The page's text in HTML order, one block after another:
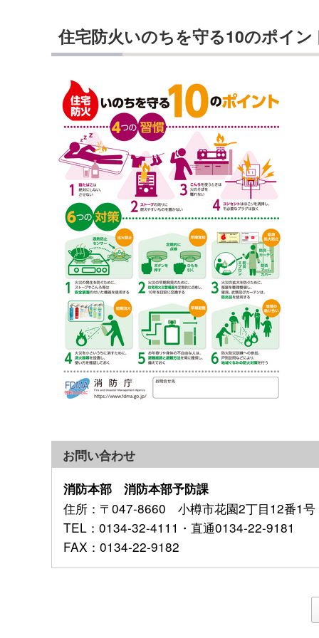
住宅防火いのちを守る10のポイン
お問い合わせ
消防本部 消防本部予防課
住所 ：〒047-8660 小樽市花園2丁目12番1号
TEL ：0134-32-4111・直通0134-22-9181
FAX ：0134-22-9182